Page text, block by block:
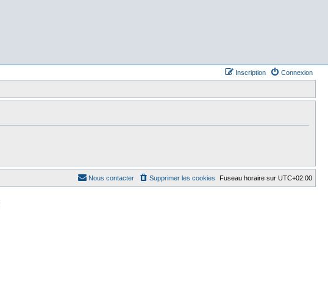
Connexion
Inscription
Fuseau horaire sur UTC+02:00
Supprimer les cookies
Nous contacter